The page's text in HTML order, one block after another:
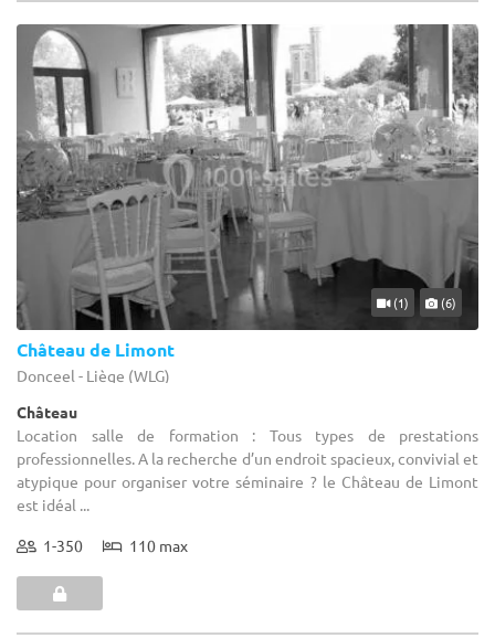
(1) (6)
Château de Limont
Donceel - Liège (WLG)
Château
Location salle de formation : Tous types de prestations
professionnelles. A la recherche d’un endroit spacieux, convivial et
atypique pour organiser votre séminaire ? le Château de Limont
est idéal ...
1-350 110 max